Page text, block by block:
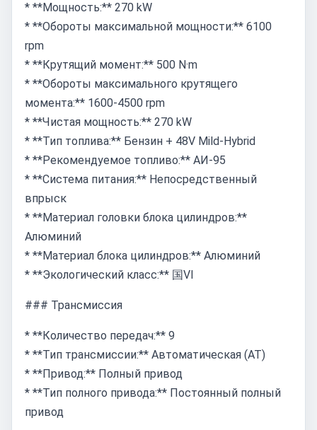
* **Мощность:** 270 kW
* **Обороты максимальной мощности:** 6100
rpm
* **Крутящий момент:** 500 N·m
* **Обороты максимального крутящего
момента:** 1600-4500 rpm
* **Чистая мощность:** 270 kW
* **Тип топлива:** Бензин + 48V Mild-Hybrid
* **Рекомендуемое топливо:** АИ-95
* **Система питания:** Непосредственный
впрыск
* **Материал головки блока цилиндров:**
Алюминий
* **Материал блока цилиндров:** Алюминий
* **Экологический класс:** 国VI
### Трансмиссия
* **Количество передач:** 9
* **Тип трансмиссии:** Автоматическая (AT)
* **Привод:** Полный привод
* **Тип полного привода:** Постоянный полный
привод